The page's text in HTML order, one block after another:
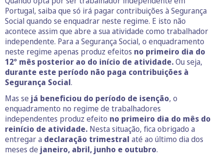
Portugal, saiba que só irá pagar contribuições à Segurança
Social quando se enquadrar neste regime. E isto não
acontece assim que abre a sua atividade como trabalhador
independente. Para a Segurança Social, o enquadramento
neste regime apenas produz efeitos no primeiro dia do
12º mês posterior ao do início de atividade.Ou seja,
durante este período não paga contribuições à
Segurança Social.
Mas se já beneficiou do período de isenção, o
enquadramento no regime de trabalhadores
independentes produz efeito no primeiro dia do mês do
reinício de atividade. Nesta situação, fica obrigado a
entregar a declaração trimestral até ao último dia dos
meses de janeiro, abril, junho e outubro.